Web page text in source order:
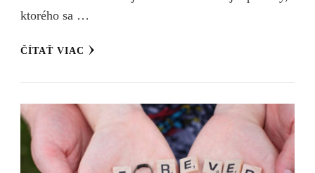
ktorého sa …
ČÍTAŤ VIAC